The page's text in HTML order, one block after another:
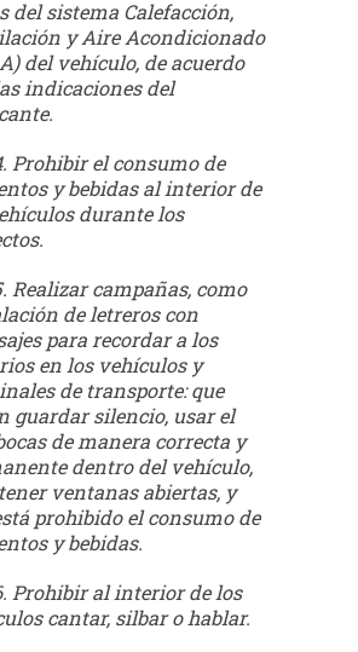
del sistema Calefacción,
y Aire Acondicionado
del vehículo, de acuerdo
indicaciones del
Prohibir el consumo de
y bebidas al interior de
durante los
Realizar campañas, como
de letreros con
para recordar a los
en los vehículos y
de transporte: que
guardar silencio, usar el
de manera correcta y
dentro del vehículo,
ventanas abiertas, y
prohibido el consumo de
y bebidas.
Prohibir al interior de los
cantar, silbar o hablar.